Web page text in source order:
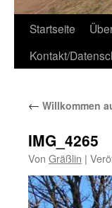
Zum
Inhalt
Startseite
Kontakt/
← Willkommen
IMG_4265
Von Gräßlin |